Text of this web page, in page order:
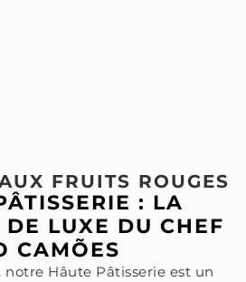
: LA
DE LUXE DU CHEF
CAMÕES
Hâute Pâtisserie est un
FRUITS ROUGES